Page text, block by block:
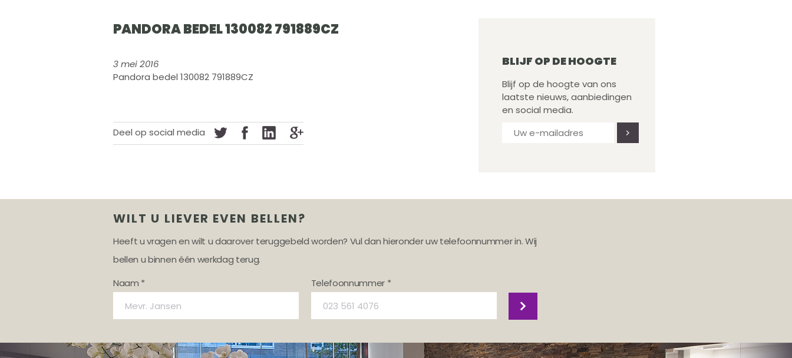
PANDORA BEDEL 130082 791889CZ
3 mei 2016
Pandora bedel 130082 791889CZ
Deel op social media
BLIJF OP DE HOOGTE
Blijf op de hoogte van ons
laatste nieuws, aanbiedingen
en social media.
WILT U LIEVER EVEN BELLEN?
Heeft u vragen en wilt u daarover teruggebeld worden? Vul dan hieronder uw telefoonnummer in. Wij
bellen u binnen één werkdag terug.
Naam *
Telefoonnummer *